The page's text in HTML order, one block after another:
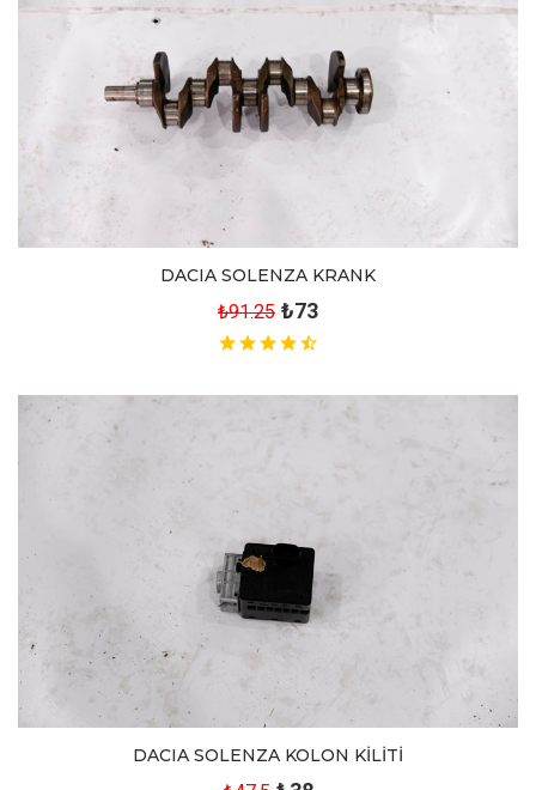
DACIA SOLENZA KRANK
₺91.25 ₺73
DACIA SOLENZA KOLON KİLİTİ